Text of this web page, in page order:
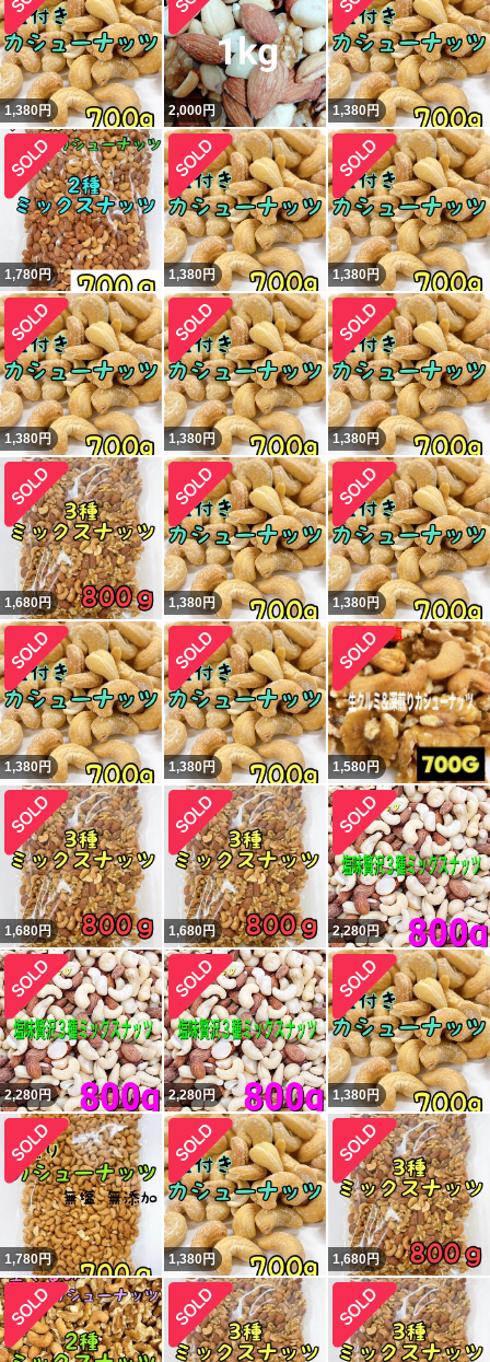
1,380円 2,000円 1,380円
1,780円 1,380円 1,380円
1,380円 1,380円 1,380円
1,680円 1,380円 1,380円
1,380円 1,380円 1,580円
1,680円 1,680円 2,280円
2,280円 2,280円 1,380円
1,780円 1,380円 1,680円